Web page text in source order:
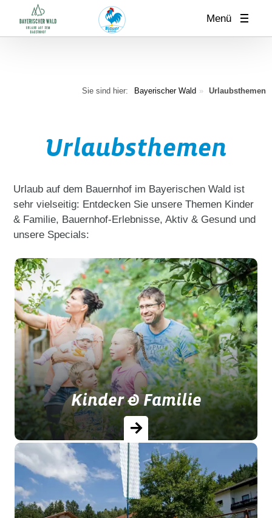
Menü
Urlaubsthemen
Bayerischer Wald
Sie sind hier:
Urlaubsthemen
Urlaub auf dem Bauernhof im Bayerischen Wald ist
sehr vielseitig: Entdecken Sie unsere Themen Kinder
& Familie, Bauernhof-Erlebnisse, Aktiv & Gesund und
unsere Specials:
Kinder & Familie
Familienerlebnisse auf Ferienhöfen im
Bayerischen Wald.